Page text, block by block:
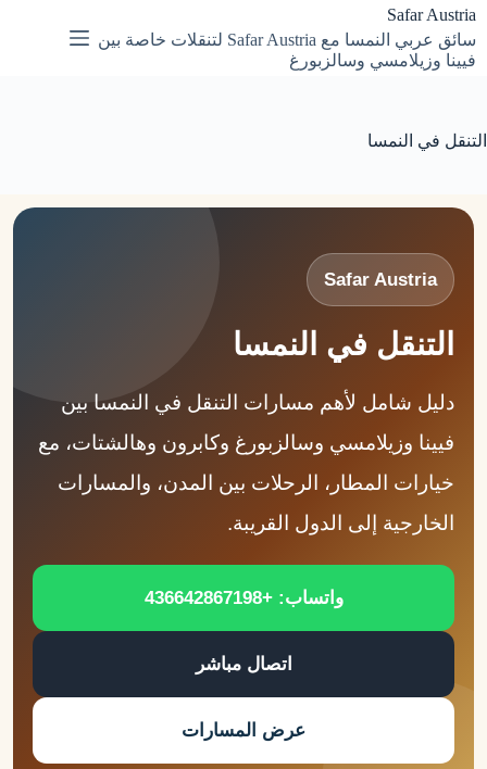
التجاوز
المحتوى
Safar Austria
سائق عربي النمسا مع Safar Austria لتنقلات خاصة بين
فيينا وزيلامسي وسالزبورغ
التنقل في النمسا
Safar Austria
التنقل في النمسا
دليل شامل لأهم مسارات التنقل في النمسا بين
فيينا وزيلامسي وسالزبورغ وكابرون وهالشتات، مع
خيارات المطار، الرحلات بين المدن، والمسارات
الخارجية إلى الدول القريبة.
واتساب: +436642867198
اتصال مباشر
عرض المسارات